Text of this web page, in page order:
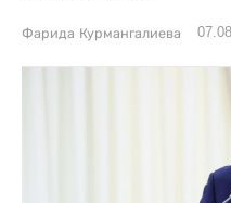
Фарида Курмангалиева